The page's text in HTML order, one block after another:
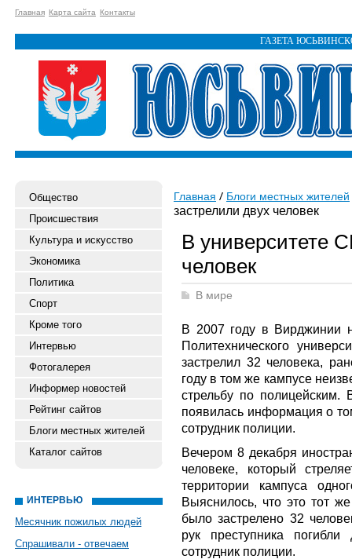
Главная Карта сайта Контакты
ГАЗЕТА
Общество
Происшествия
Культура и искусство
Экономика
Политика
Спорт
Кроме того
Интервью
Фотогалерея
Информер новостей
Рейтинг сайтов
Блоги местных жителей
Каталог сайтов
ИНТЕРВЬЮ
Месячник пожилых людей
Спрашивали - отвечаем
Главная Блоги местных жителей
застрелили двух человек
В университете
человек
В мире
В 2007 году в Вирджинии
Политехнического
застрелил 32 человека,
году в том же кампусе
стрельбу по полицейским.
появилась информация о
сотрудник полиции.
Вечером 8 декабря
человеке, который
территории кампуса
Выяснилось, что это тот
было застрелено 32
рук преступника
сотрудник полиции.